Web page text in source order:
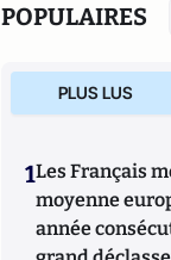
POPULAIRES
PLUS LUS
1Les Français
moyenne
année